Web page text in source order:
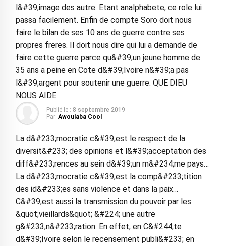
l&#39;image des autre. Etant analphabete, ce role lui
passa facilement. Enfin de compte Soro doit nous
faire le bilan de ses 10 ans de guerre contre ses
propres freres. Il doit nous dire qui lui a demande de
faire cette guerre parce qu&#39;un jeune homme de
35 ans a peine en Cote d&#39;Ivoire n&#39;a pas
l&#39;argent pour soutenir une guerre. QUE DIEU
NOUS AIDE
Publié le : 8 septembre 2019
Par: Awoulaba Cool
La d&#233;mocratie c&#39;est le respect de la
diversit&#233; des opinions et l&#39;acceptation des
diff&#233;rences au sein d&#39;un m&#234;me pays…
La d&#233;mocratie c&#39;est la comp&#233;tition
des id&#233;es sans violence et dans la paix…
C&#39;est aussi la transmission du pouvoir par les
&quot;vieillards&quot; &#224; une autre
g&#233;n&#233;ration. En effet, en C&#244;te
d&#39;Ivoire selon le recensement publi&#233; en